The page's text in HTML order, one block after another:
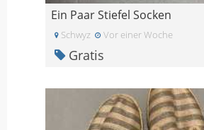
Ein Paar Stiefel Socken
Schwyz Vor einer Woche
Gratis